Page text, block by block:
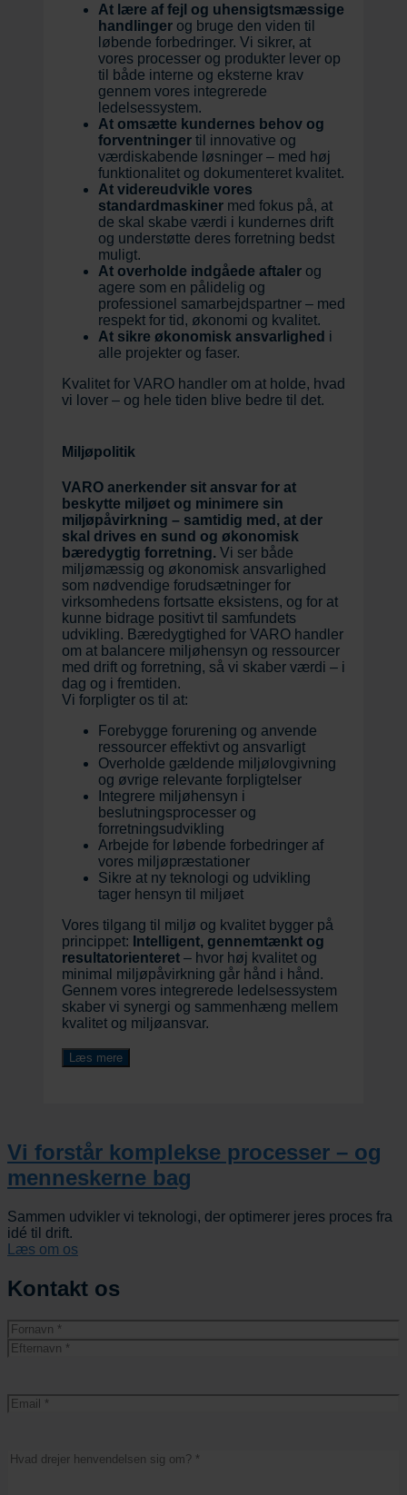
At lære af fejl og uhensigtsmæssige
handlinger og bruge den viden til
løbende forbedringer. Vi sikrer, at
vores processer og produkter lever op
til både interne og eksterne krav
gennem vores integrerede
ledelsessystem.
At omsætte kundernes behov og
forventninger til innovative og
værdiskabende løsninger – med høj
funktionalitet og dokumenteret kvalitet.
At videreudvikle vores
standardmaskiner med fokus på, at
de skal skabe værdi i kundernes drift
og understøtte deres forretning bedst
muligt.
At overholde indgåede aftaler og
agere som en pålidelig og
professionel samarbejdspartner – med
respekt for tid, økonomi og kvalitet.
At sikre økonomisk ansvarlighed i
alle projekter og faser.
Kvalitet for VARO handler om at holde, hvad
vi lover – og hele tiden blive bedre til det.
Miljøpolitik
VARO anerkender sit ansvar for at
beskytte miljøet og minimere sin
miljøpåvirkning – samtidig med, at der
skal drives en sund og økonomisk
bæredygtig forretning. Vi ser både
miljømæssig og økonomisk ansvarlighed
som nødvendige forudsætninger for
virksomhedens fortsatte eksistens, og for at
kunne bidrage positivt til samfundets
udvikling. Bæredygtighed for VARO handler
om at balancere miljøhensyn og ressourcer
med drift og forretning, så vi skaber værdi – i
dag og i fremtiden.
Vi forpligter os til at:
Forebygge forurening og anvende
ressourcer effektivt og ansvarligt
Overholde gældende miljølovgivning
og øvrige relevante forpligtelser
Integrere miljøhensyn i
beslutningsprocesser og
forretningsudvikling
Arbejde for løbende forbedringer af
vores miljøpræstationer
Sikre at ny teknologi og udvikling
tager hensyn til miljøet
Vores tilgang til miljø og kvalitet bygger på
princippet: Intelligent, gennemtænkt og
resultatorienteret – hvor høj kvalitet og
minimal miljøpåvirkning går hånd i hånd.
Gennem vores integrerede ledelsessystem
skaber vi synergi og sammenhæng mellem
kvalitet og miljøansvar.
Læs mere
Vi forstår komplekse processer – og
menneskerne bag
Sammen udvikler vi teknologi, der optimerer jeres proces fra
idé til drift.
Læs om os
Kontakt os
Navn(Required)
Fornavn
Email (Required)
Besked(Required)